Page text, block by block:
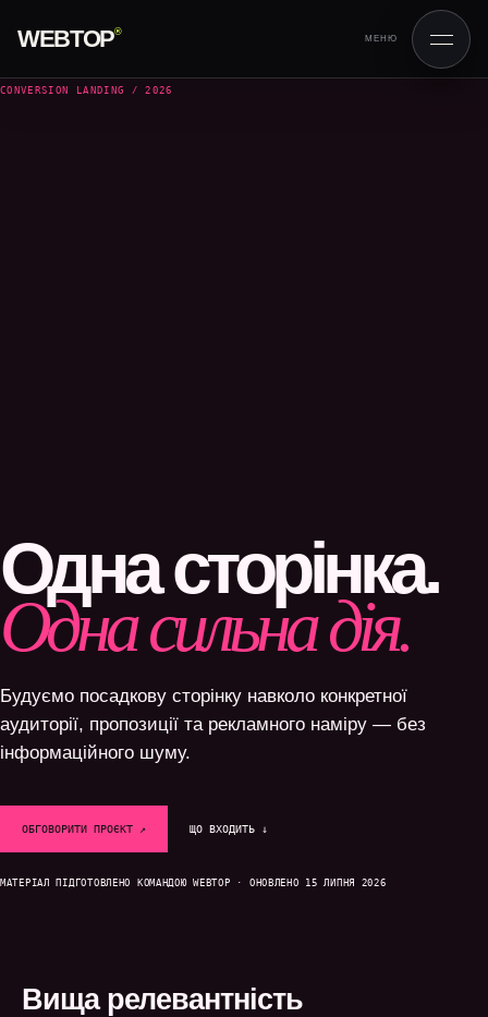
WEBTOP®
МЕНЮ
CONVERSION LANDING / 2026
Одна сторінка.
Одна сильна дія.
Будуємо посадкову сторінку навколо конкретної
аудиторії, пропозиції та рекламного наміру — без
інформаційного шуму.
ОБГОВОРИТИ ПРОЄКТ ↗ ЩО ВХОДИТЬ ↓
МАТЕРІАЛ ПІДГОТОВЛЕНО КОМАНДОЮ WEBTOP · ОНОВЛЕНО 15 ЛИПНЯ 2026
Вища релевантність